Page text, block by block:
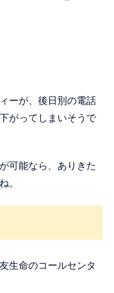
ーが、後日別の電話
がってしまいそうで
可能なら、ありきた
。
生命のコールセンタ